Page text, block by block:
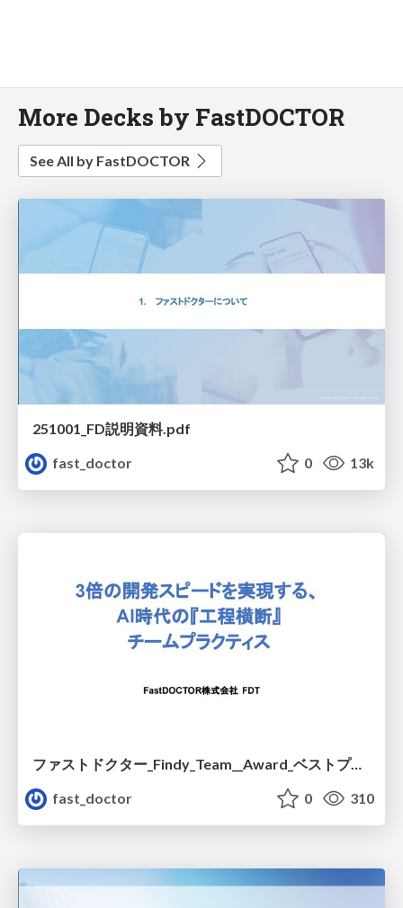
More Decks by FastDOCTOR
See All by FastDOCTOR
251001_FD説明資料.pdf
fast_doctor
0 13k
ファストドクター_Findy_Team__Award_ベストプラクティス賞.pdf
fast_doctor
0 310